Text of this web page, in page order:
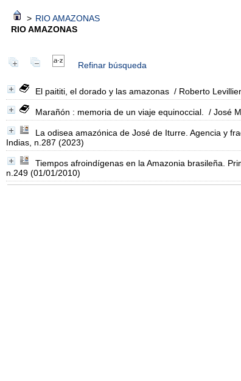
> RIO AMAZONAS
RIO AMAZONAS
Refinar búsqueda
El paititi, el dorado y las amazonas / Roberto Levillier
Marañón : memoria de un viaje equinoccial. / José
La odisea amazónica de José de Iturre. Agencia y
Indias, n.287 (2023)
Tiempos afroindígenas en la Amazonia brasileña.
n.249 (01/01/2010)